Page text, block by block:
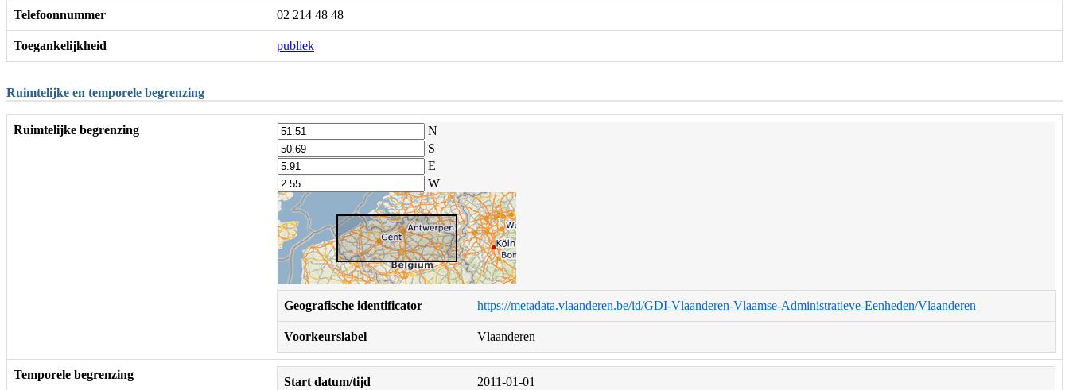
Telefoonnummer 02 214 48 48
Toegankelijkheid publiek
Ruimtelijke en temporele begrenzing
Ruimtelijke begrenzing
N
S
E
W
Geografische identificator https://metadata.vlaanderen.be/id/GDI-Vlaanderen-Vlaamse-Administratieve-Eenheden/Vlaanderen
Voorkeurslabel Vlaanderen
Temporele begrenzing
Start datum/tijd 2011-01-01